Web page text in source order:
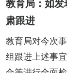
教育局：如
肃跟进
教育局对今次
组跟进上述事